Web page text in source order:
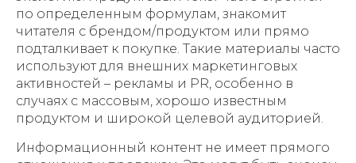
по определенным формулам, знакомит
читателя с брендом/продуктом или прямо
подталкивает к покупке. Такие материалы часто
используют для внешних маркетинговых
активностей – рекламы и PR, особенно в
случаях с массовым, хорошо известным
продуктом и широкой целевой аудиторией.
Информационный контент не имеет прямого